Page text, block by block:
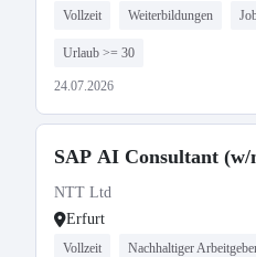
Vollzeit Weiterbildungen
Urlaub >= 30
24.07.2026
SAP AI Consultant (w/
NTT Ltd
Erfurt
Vollzeit Nachhaltiger